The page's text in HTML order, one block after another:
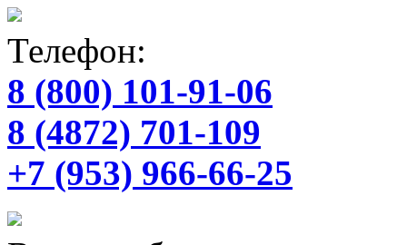
Телефон:
8 (800) 101-91-06
8 (4872) 701-109
+7 (953) 966-66-25